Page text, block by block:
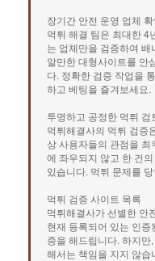
장기간 안전 운영 업체 확
먹튀 해결 팀은 최대한 4
는 업체만을 검증하여
알만한 대형사이트를 안
다. 정확한 검증 작업을
하고 베팅을 즐겨보세요.
투명하고 공정한 먹튀 검
먹튀해결사의 먹튀 검증
상 사용자들의 관점을 최
에 좌우되지 않고 한 건
있습니다. 먹튀 문제를
먹튀 검증 사이트 목록
먹튀해결사가 선별한 안
현재 등록되어 있는 인
증을 해드립니다. 하지
해서는 책임을 지지 않습